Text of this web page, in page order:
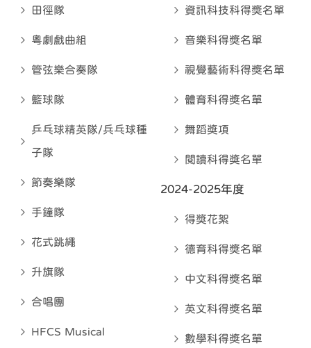
田徑隊
粵劇戲曲組
管弦樂合奏隊
籃球隊
乒乓球精英隊/兵乓球種
子隊
節奏樂隊
手鐘隊
花式跳繩
升旗隊
合唱團
HFCS Musical
資訊科技科得奬名單
音樂科得奬名單
視覺藝術科得奬名單
體育科得奬名單
舞蹈獎項
閱讀科得獎名單
2024-2025年度
得獎花絮
德育科得奬名單
中文科得奬名單
英文科得奬名單
數學科得奬名單